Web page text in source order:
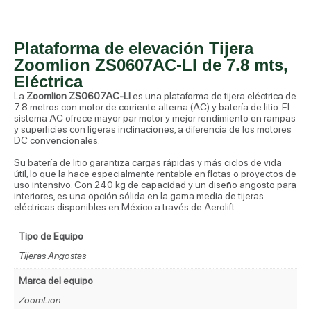
Plataforma de elevación Tijera
Zoomlion ZS0607AC-LI de 7.8 mts,
Eléctrica
La Zoomlion ZS0607AC-LIes una plataforma de tijera eléctrica de
7.8 metros con motor de corriente alterna (AC) y batería de litio. El
sistema AC ofrece mayor par motor y mejor rendimiento en rampas
y superficies con ligeras inclinaciones, a diferencia de los motores
DC convencionales.
Su batería de litio garantiza cargas rápidas y más ciclos de vida
útil, lo que la hace especialmente rentable en flotas o proyectos de
uso intensivo. Con 240 kg de capacidad y un diseño angosto para
interiores, es una opción sólida en la gama media de tijeras
eléctricas disponibles en México a través de Aerolift.
Tipo de Equipo
Tijeras Angostas
Marca del equipo
ZoomLion